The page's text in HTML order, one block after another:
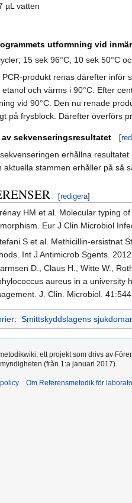
µL vatten
utformning vid
15 sek 96°C, 10 sek 50°C
PCR-produkt renas därefter inför
etanol och värms i 90°C. Efter
vid 90°C. Den nu renade
på frysblock. Därefter överförs
sekvenseringsresultatet [
erhållna
aktuella stammen erhåller på så
[redigera]
HM et al. Molecular typing
Eur J Clin Microbiol
S et al. Methicillin-ersistnat
Int J Antimicrob Sgents.
D., Claus H., Witte W.,
aureus in a university
J. Clin. Microbiol.
: Smittskyddslagens sjukdomar
ett projekt som drivs av
(från 1:a januari 2017).
Om Referensmetodik för